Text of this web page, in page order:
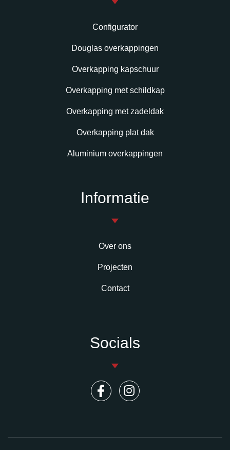
Configurator
Douglas overkappingen
Overkapping kapschuur
Overkapping met schildkap
Overkapping met zadeldak
Overkapping plat dak
Aluminium overkappingen
Informatie
Over ons
Projecten
Contact
Socials